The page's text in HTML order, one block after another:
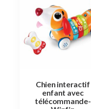
Chien interactif
enfant avec
télécommande-